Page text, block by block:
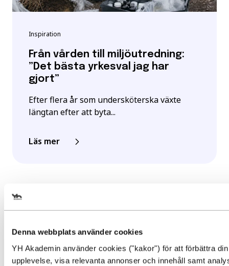
Denna webbplats använder cookies
YH Akademin använder cookies ("kakor") för att förbättra din
upplevelse, visa relevanta annonser och innehåll samt
Inspiration
Från vården till miljöutredning:
”Det bästa yrkesval jag har
gjort”
Efter flera år som undersköterska växte
längtan efter att byta...
Läs mer
Gör en intresseanmälan för att